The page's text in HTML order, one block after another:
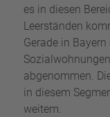
es in diesen
Leerständen
Gerade in
abgenommen.
in diesem
weitem.